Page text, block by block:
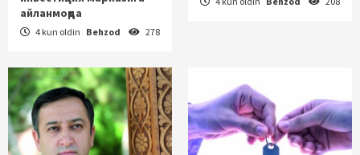
айланмоқда
4 kun oldin Behzod 278